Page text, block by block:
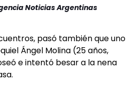
Noticias Argentinas
pasó también que uno
Ángel Molina (25 años,
e intentó besar a la nena